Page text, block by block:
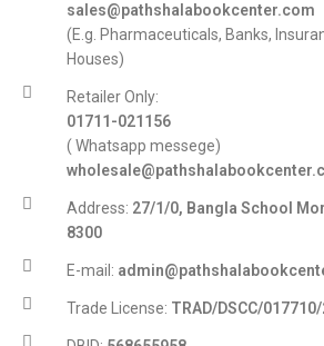
sales@pathshalabookcenter.com
(E.g. Pharmaceuticals, Banks,
Houses)
Retailer Only:
01711-021156
( Whatsapp messege)
Address: 27/1/0, Bangla School
8300
E-mail:
Trade License: TRAD/DSCC/